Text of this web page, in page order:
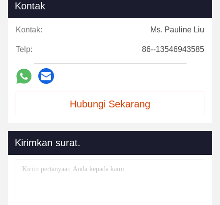
Kontak
Kontak: Ms. Pauline Liu
Telp: 86--13546943585
Hubungi Sekarang
Kirimkan surat.